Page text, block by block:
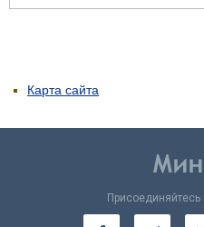
Карта сайта
Присоединяйтесь